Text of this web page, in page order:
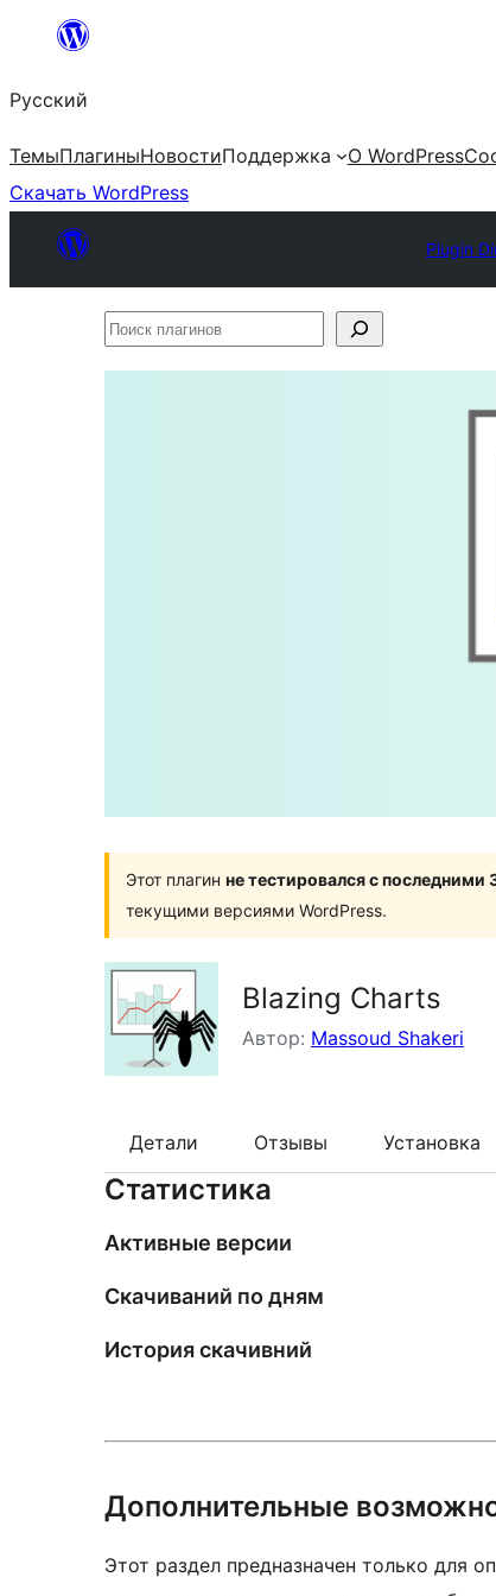
Перейти
содержимому
Русский
ТемыПлагиныНовостиПоддержка О WordPress
Скачать WordPress
Plugin
Поиск
Этот плагин не тестировался с
текущими версиями WordPress.
Blazing Charts
Автор: Massoud Shakeri
Детали Отзывы Установка
Статистика
Активные версии
Скачиваний по дням
История скачивний
Дополнительные
Этот раздел предназначен только для